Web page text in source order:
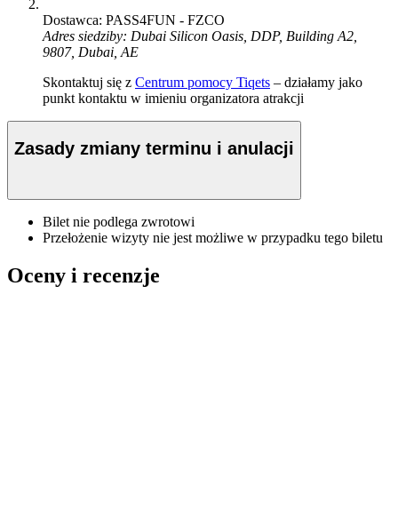
Dostawca: PASS4FUN - FZCO
Adres siedziby: Dubai Silicon Oasis, DDP, Building A2,
9807, Dubai, AE
Skontaktuj się z Centrum pomocy Tiqets – działamy jako
punkt kontaktu w imieniu organizatora atrakcji
Zasady zmiany terminu i anulacji
Bilet nie podlega zwrotowi
Przełożenie wizyty nie jest możliwe w przypadku tego biletu
Oceny i recenzje